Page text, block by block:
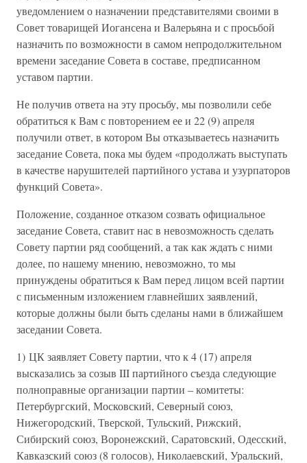
уведомлением о назначении представителями своими в
Совет товарищей Иогансена и Валерьяна и с просьбой
назначить по возможности в самом непродолжительном
времени заседание Совета в составе, предписанном
уставом партии.
Не получив ответа на эту просьбу, мы позволили себе
обратиться к Вам с повторением ее и 22 (9) апреля
получили ответ, в котором Вы отказываетесь назначить
заседание Совета, пока мы будем «продолжать выступать
в качестве нарушителей партийного устава и узурпаторов
функций Совета».
Положение, созданное отказом созвать официальное
заседание Совета, ставит нас в невозможность сделать
Совету партии ряд сообщений, а так как ждать с ними
долее, по нашему мнению, невозможно, то мы
принуждены обратиться к Вам перед лицом всей партии
с письменным изложением главнейших заявлений,
которые должны были быть сделаны нами в ближайшем
заседании Совета.
1) ЦК заявляет Совету партии, что к 4 (17) апреля
высказались за созыв III партийного съезда следующие
полноправные организации партии – комитеты:
Петербургский, Московский, Северный союз,
Нижегородский, Тверской, Тульский, Рижский,
Сибирский союз, Воронежский, Саратовский, Одесский,
Кавказский союз (8 голосов), Николаевский, Уральский,